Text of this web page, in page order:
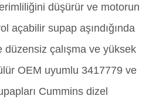
düşürür ve motorun
açabilir supap aşındığında
düzensiz çalışma ve yüksek
OEM uyumlu 3417779 ve
Cummins dizel